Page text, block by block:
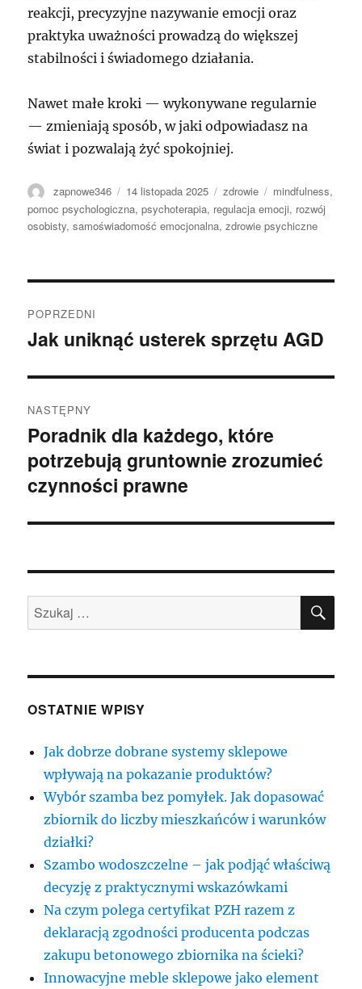
reakcji, precyzyjne nazywanie emocji oraz
praktyka uważności prowadzą do większej
stabilności i świadomego działania.
Nawet małe kroki — wykonywane regularnie
— zmieniają sposób, w jaki odpowiadasz na
świat i pozwalają żyć spokojniej.
Autor
zapnowe346
Data
publikacji
14 listopada 2025 Kategorie
zdrowie Tagi
mindfulness,
pomoc psychologiczna,psychoterapia, regulacja emocji, rozwój
osobisty,samoświadomość emocjonalna,zdrowie psychiczne
wpisu
POPRZEDNI
Poprzedni
Jak uniknąć usterek sprzętu AGD
NASTĘPNY
Następny
wpis:
Poradnik dla każdego, które
potrzebują gruntownie zrozumieć
czynności prawne
Szukaj:
OSTATNIE WPISY
Jak dobrze dobrane systemy sklepowe
wpływają na pokazanie produktów?
Wybór szamba bez pomyłek. Jak dopasować
zbiornik do liczby mieszkańców i warunków
działki?
Szambo wodoszczelne – jak podjąć właściwą
decyzję z praktycznymi wskazówkami
Na czym polega certyfikat PZH razem z
deklaracją zgodności producenta podczas
zakupu betonowego zbiornika na ścieki?
Innowacyjne meble sklepowe jako element